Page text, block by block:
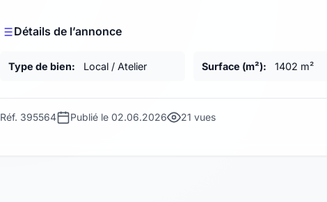
Détails de l’annonce
Type de bien: Local / Atelier Surface (m²): 1402 m²
Réf. 395564 Publié le 02.06.2026 21 vues